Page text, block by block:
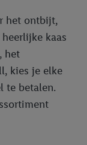
het ontbijt,
kaas
het
kies je elke
te betalen.